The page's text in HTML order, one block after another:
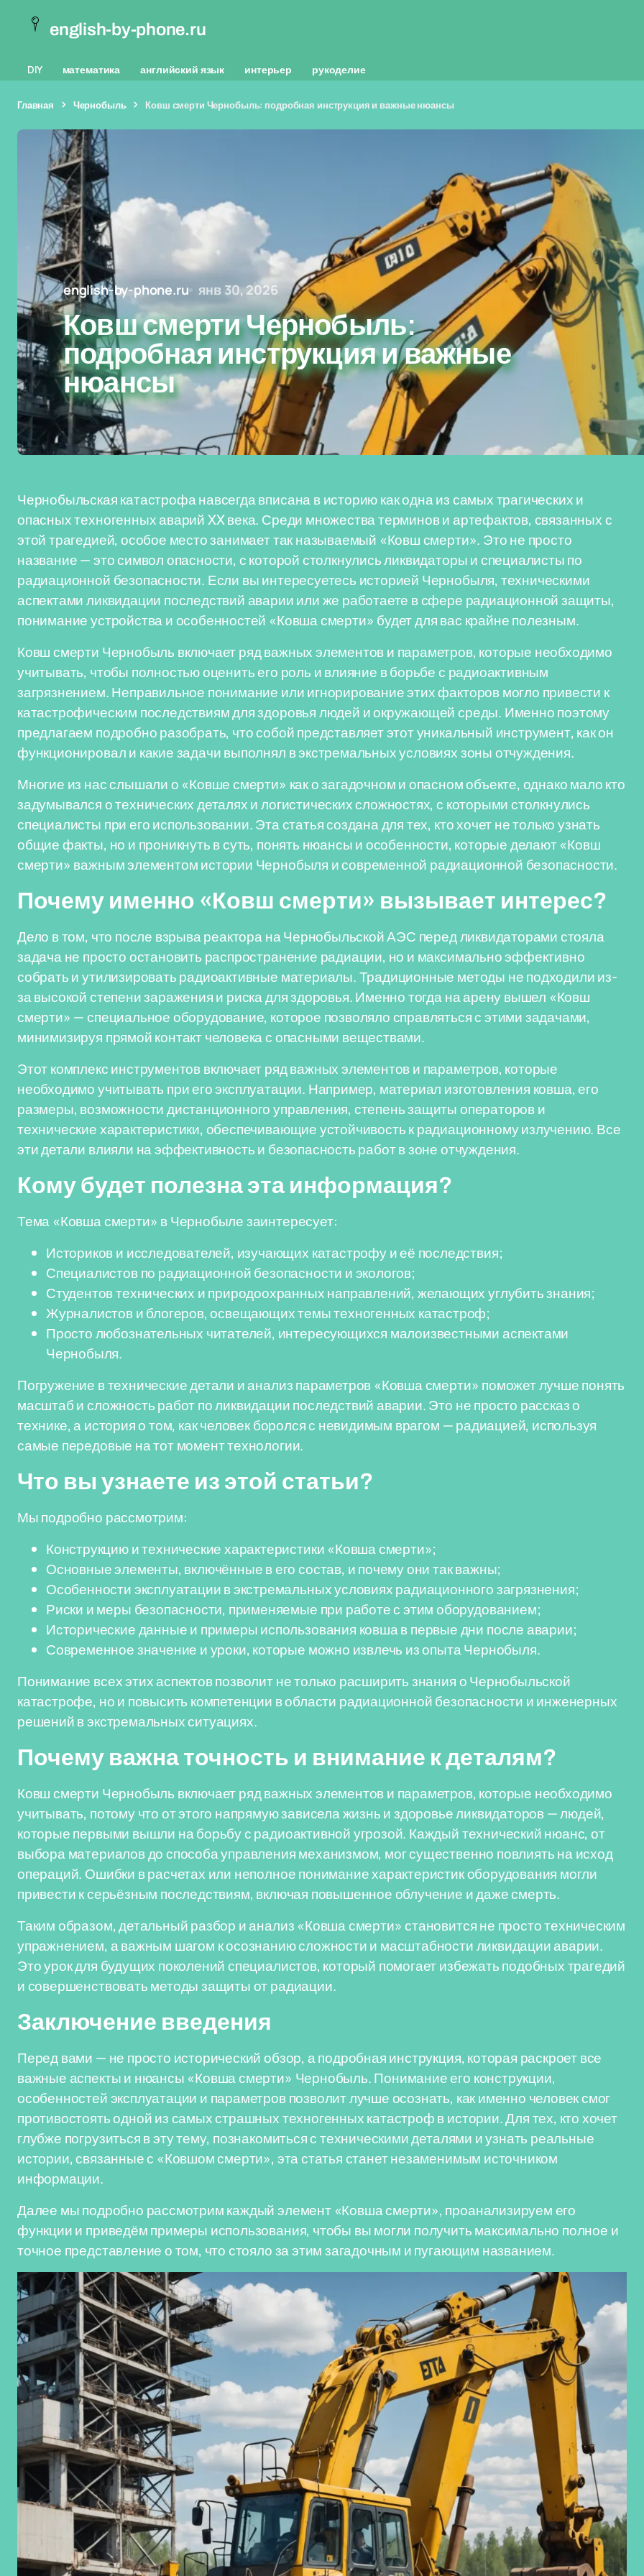
english-by-phone.ru
DIY математика английский язык интерьер рукоделие
Главная Чернобыль Ковш смерти Чернобыль: подробная инструкция и важные нюансы
english-by-phone.ru янв 30, 2026
Ковш смерти Чернобыль:
подробная инструкция и важные
нюансы
Чернобыльская катастрофа навсегда вписана в историю как одна из самых трагических и
опасных техногенных аварий XX века. Среди множества терминов и артефактов, связанных с
этой трагедией, особое место занимает так называемый «Ковш смерти». Это не просто
название — это символ опасности, с которой столкнулись ликвидаторы и специалисты по
радиационной безопасности. Если вы интересуетесь историей Чернобыля, техническими
аспектами ликвидации последствий аварии или же работаете в сфере радиационной защиты,
понимание устройства и особенностей «Ковша смерти» будет для вас крайне полезным.
Ковш смерти Чернобыль включает ряд важных элементов и параметров, которые необходимо
учитывать, чтобы полностью оценить его роль и влияние в борьбе с радиоактивным
загрязнением. Неправильное понимание или игнорирование этих факторов могло привести к
катастрофическим последствиям для здоровья людей и окружающей среды. Именно поэтому
предлагаем подробно разобрать, что собой представляет этот уникальный инструмент, как он
функционировал и какие задачи выполнял в экстремальных условиях зоны отчуждения.
Многие из нас слышали о «Ковше смерти» как о загадочном и опасном объекте, однако мало кто
задумывался о технических деталях и логистических сложностях, с которыми столкнулись
специалисты при его использовании. Эта статья создана для тех, кто хочет не только узнать
общие факты, но и проникнуть в суть, понять нюансы и особенности, которые делают «Ковш
смерти» важным элементом истории Чернобыля и современной радиационной безопасности.
Почему именно «Ковш смерти» вызывает интерес?
Дело в том, что после взрыва реактора на Чернобыльской АЭС перед ликвидаторами стояла
задача не просто остановить распространение радиации, но и максимально эффективно
собрать и утилизировать радиоактивные материалы. Традиционные методы не подходили из-
за высокой степени заражения и риска для здоровья. Именно тогда на арену вышел «Ковш
смерти» — специальное оборудование, которое позволяло справляться с этими задачами,
минимизируя прямой контакт человека с опасными веществами.
Этот комплекс инструментов включает ряд важных элементов и параметров, которые
необходимо учитывать при его эксплуатации. Например, материал изготовления ковша, его
размеры, возможности дистанционного управления, степень защиты операторов и
технические характеристики, обеспечивающие устойчивость к радиационному излучению. Все
эти детали влияли на эффективность и безопасность работ в зоне отчуждения.
Кому будет полезна эта информация?
Тема «Ковша смерти» в Чернобыле заинтересует:
Историков и исследователей, изучающих катастрофу и её последствия;
Специалистов по радиационной безопасности и экологов;
Студентов технических и природоохранных направлений, желающих углубить знания;
Журналистов и блогеров, освещающих темы техногенных катастроф;
Просто любознательных читателей, интересующихся малоизвестными аспектами
Чернобыля.
Погружение в технические детали и анализ параметров «Ковша смерти» поможет лучше понять
масштаб и сложность работ по ликвидации последствий аварии. Это не просто рассказ о
технике, а история о том, как человек боролся с невидимым врагом — радиацией, используя
самые передовые на тот момент технологии.
Что вы узнаете из этой статьи?
Мы подробно рассмотрим:
Конструкцию и технические характеристики «Ковша смерти»;
Основные элементы, включённые в его состав, и почему они так важны;
Особенности эксплуатации в экстремальных условиях радиационного загрязнения;
Риски и меры безопасности, применяемые при работе с этим оборудованием;
Исторические данные и примеры использования ковша в первые дни после аварии;
Современное значение и уроки, которые можно извлечь из опыта Чернобыля.
Понимание всех этих аспектов позволит не только расширить знания о Чернобыльской
катастрофе, но и повысить компетенции в области радиационной безопасности и инженерных
решений в экстремальных ситуациях.
Почему важна точность и внимание к деталям?
Ковш смерти Чернобыль включает ряд важных элементов и параметров, которые необходимо
учитывать, потому что от этого напрямую зависела жизнь и здоровье ликвидаторов — людей,
которые первыми вышли на борьбу с радиоактивной угрозой. Каждый технический нюанс, от
выбора материалов до способа управления механизмом, мог существенно повлиять на исход
операций. Ошибки в расчетах или неполное понимание характеристик оборудования могли
привести к серьёзным последствиям, включая повышенное облучение и даже смерть.
Таким образом, детальный разбор и анализ «Ковша смерти» становится не просто техническим
упражнением, а важным шагом к осознанию сложности и масштабности ликвидации аварии.
Это урок для будущих поколений специалистов, который помогает избежать подобных трагедий
и совершенствовать методы защиты от радиации.
Заключение введения
Перед вами — не просто исторический обзор, а подробная инструкция, которая раскроет все
важные аспекты и нюансы «Ковша смерти» Чернобыль. Понимание его конструкции,
особенностей эксплуатации и параметров позволит лучше осознать, как именно человек смог
противостоять одной из самых страшных техногенных катастроф в истории. Для тех, кто хочет
глубже погрузиться в эту тему, познакомиться с техническими деталями и узнать реальные
истории, связанные с «Ковшом смерти», эта статья станет незаменимым источником
информации.
Далее мы подробно рассмотрим каждый элемент «Ковша смерти», проанализируем его
функции и приведём примеры использования, чтобы вы могли получить максимально полное и
точное представление о том, что стояло за этим загадочным и пугающим названием.